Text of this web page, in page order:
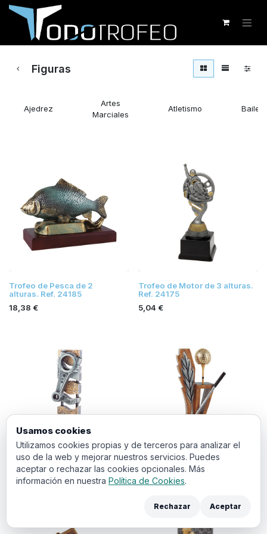
Figuras
Ajedrez
Artes
Marciales
Atletismo Baile
Trofeo de Pesca de 2
alturas. Ref. 24185
18,38 €
Trofeo de Motor de 3 alturas.
Ref. 24175
5,04 €
Trofeo de Motor de 3 alturas.
Ref. 24174
Trofeo de Golf de 3 alturas.
Ref. 24176
Usamos cookies
Utilizamos cookies propias y de terceros para analizar el
uso de la web y mejorar nuestros servicios. Puedes
aceptar o rechazar las cookies opcionales. Más
información en nuestra Política de Cookies.
Rechazar Aceptar